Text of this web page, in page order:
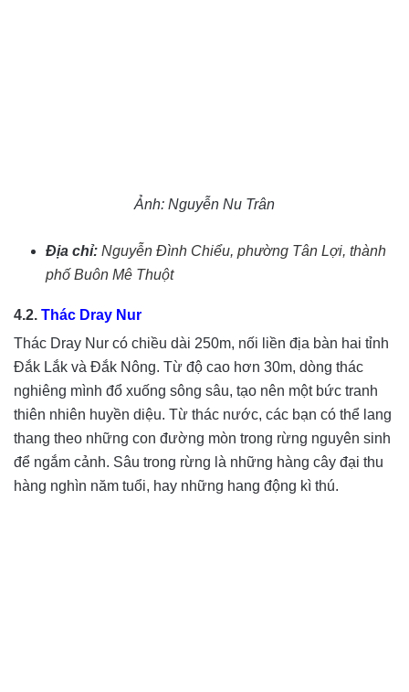
Ảnh: Nguyễn Nu Trân
Địa chỉ: Nguyễn Đình Chiểu, phường Tân Lợi, thành
phố Buôn Mê Thuột
4.2. Thác Dray Nur
Thác Dray Nur có chiều dài 250m, nối liền địa bàn hai tỉnh
Đắk Lắk và Đắk Nông. Từ độ cao hơn 30m, dòng thác
nghiêng mình đổ xuống sông sâu, tạo nên một bức tranh
thiên nhiên huyền diệu. Từ thác nước, các bạn có thể lang
thang theo những con đường mòn trong rừng nguyên sinh
để ngắm cảnh. Sâu trong rừng là những hàng cây đại thu
hàng nghìn năm tuổi, hay những hang động kì thú.